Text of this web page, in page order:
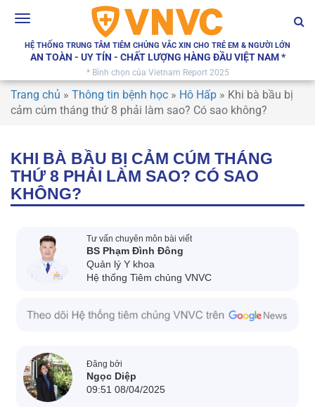
Toggle
HỆ THỐNG TRUNG TÂM TIÊM CHỦNG VẮC XIN CHO TRẺ EM & NGƯỜI LỚN
AN TOÀN - UY TÍN - CHẤT LƯỢNG HÀNG ĐẦU VIỆT NAM *
* Bình chọn của Vietnam Report 2025
Trang chủ » Thông tin bệnh học » Hô Hấp » Khi bà bầu bị
cảm cúm tháng thứ 8 phải làm sao? Có sao không?
KHI BÀ BẦU BỊ CẢM CÚM THÁNG
THỨ 8 PHẢI LÀM SAO? CÓ SAO
KHÔNG?
Tư vấn chuyên môn bài viết
BS Phạm Đình Đông
Quản lý Y khoa
Hệ thống Tiêm chủng VNVC
Đăng bởi
Ngọc Diệp
09:51 08/04/2025